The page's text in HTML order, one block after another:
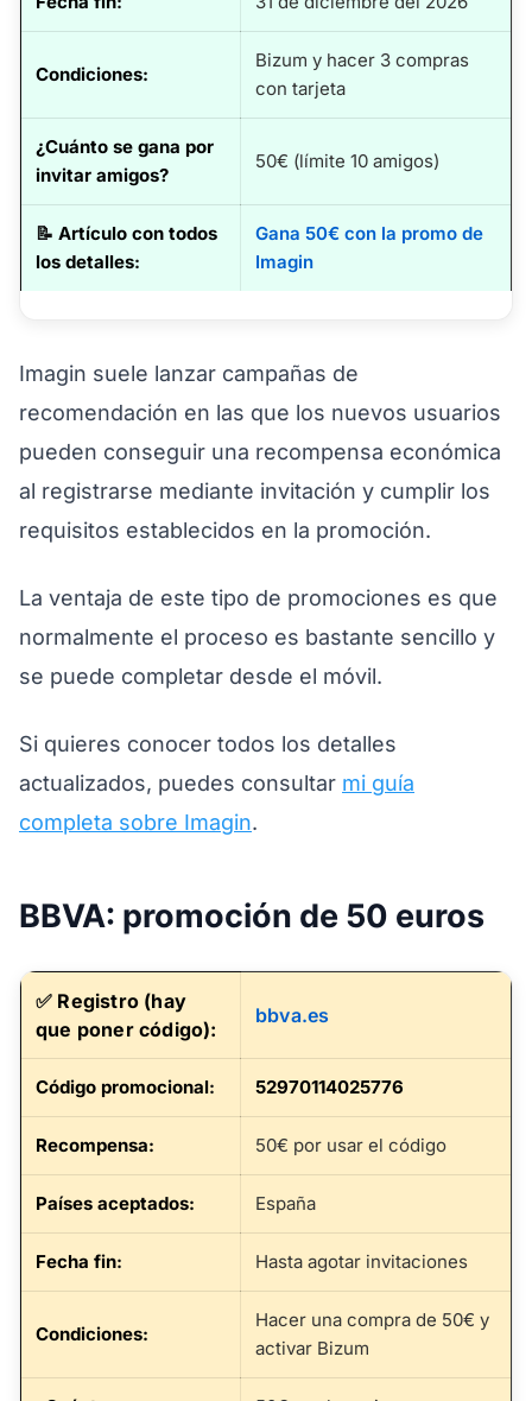
Condiciones:
Bizum y hacer 3 compras
con tarjeta
¿Cuánto se gana por
invitar amigos?
50€ (límite 10 amigos)
📝 Artículo con todos
los detalles:
Gana 50€ con la promo de
Imagin
Imagin suele lanzar campañas de
recomendación en las que los nuevos usuarios
pueden conseguir una recompensa económica
al registrarse mediante invitación y cumplir los
requisitos establecidos en la promoción.
La ventaja de este tipo de promociones es que
normalmente el proceso es bastante sencillo y
se puede completar desde el móvil.
Si quieres conocer todos los detalles
actualizados, puedes consultar mi guía
completa sobre Imagin.
BBVA: promoción de 50 euros
✅ Registro (hay
que poner código):
bbva.es
Código promocional: 52970114025776
Recompensa: 50€ por usar el código
Países aceptados: España
Fecha fin: Hasta agotar invitaciones
Condiciones:
Hacer una compra de 50€ y
activar Bizum